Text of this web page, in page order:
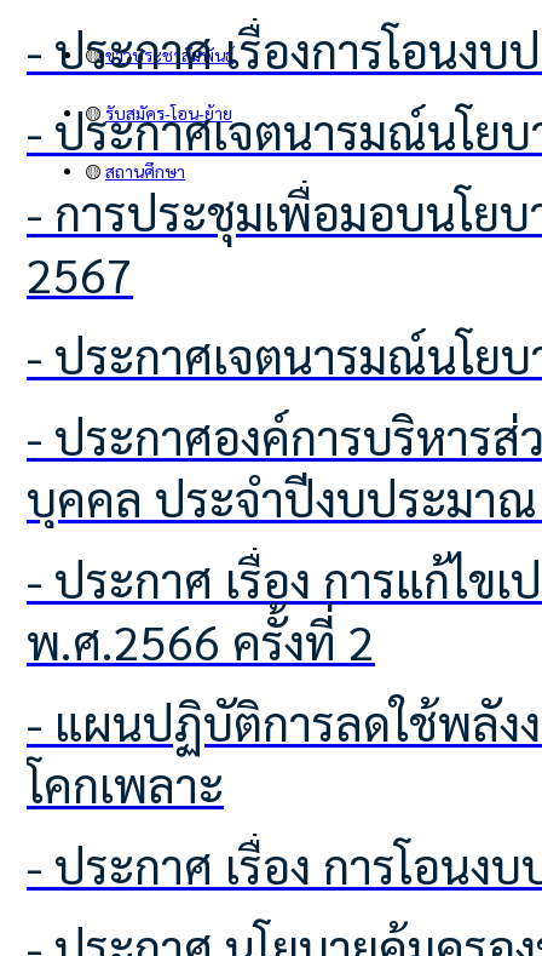
🟡ข่าวประชาสัมพันธ์
🟡 รับสมัคร-โอน-ย้าย
🟡 สถานศึกษา
- ประกาศ เรื่องการโอน
- ประกาศเจตนารมณ์นโย
- การประชุมเพื่อมอบนโยบายในการประกาศเจตนารมณ์นโยบาย (No Gift Policy)
2567
- ประกาศเจตนารมณ์นโย
- ประกาศองค์การบริหารส่วนตำบลโคกเพลาะ เรื่อง นโยบายการบริหารทรัพยากร
บุคคล ประจำปีงบประมา
- ประกาศ เรื่อง การแก้ไขเปลี่ยนแปลงคำชี้แจงงบประมาณ ประจำปีงบประมาณ
พ.ศ.2566 ครั้งที่ 2
- แผนปฏิบัติการลดใช้พลังงานและติดตามผลการใช้พลังงาน องค์การบริหารส่วนตำบล
โคกเพลาะ
- ประกาศ เรื่อง การโอน